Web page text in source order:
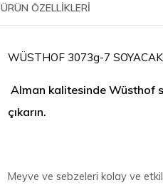
ÜRÜN ÖZELLİKLERİ
WÜSTHOF 3073g-7 SOYACAK
Alman kalitesinde Wüsthof
çıkarın.
Meyve ve sebzeleri kolay ve